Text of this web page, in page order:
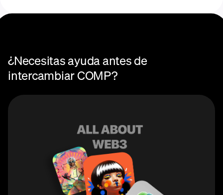
¿Necesitas ayuda antes de
intercambiar COMP?